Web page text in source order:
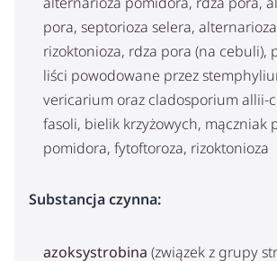
pora, septorioza selera,
rizoktonioza, rdza pora (na cebuli),
liści powodowane przez
vericarium oraz cladosporium allii-
fasoli, bielik krzyżowych, mączniak
pomidora, fytoftoroza, rizoktonioza
Substancja czynna:
azoksystrobina (związek z grupy